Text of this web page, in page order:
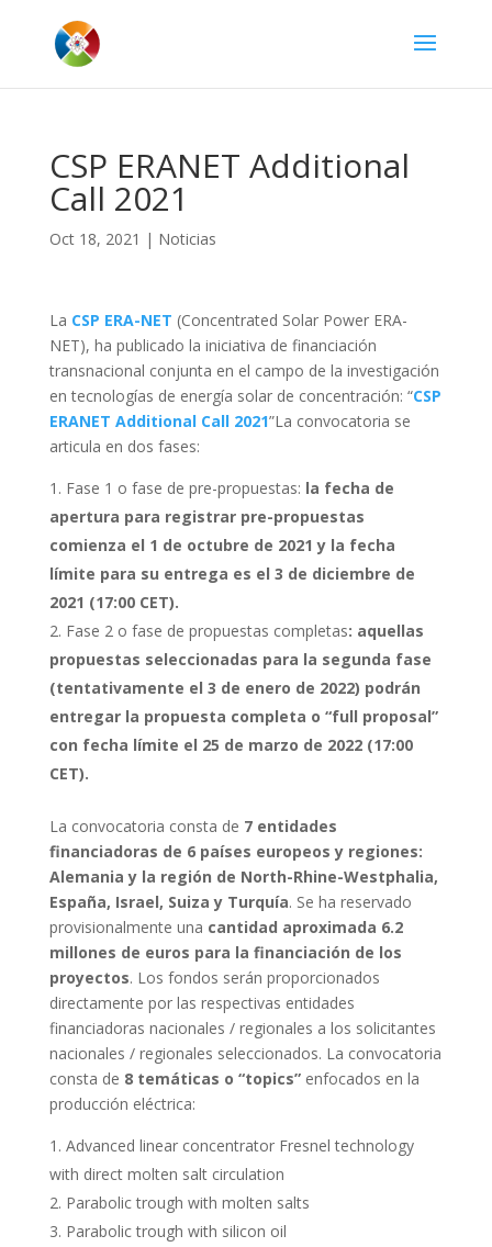
CSP ERANET Additional
Call 2021
Oct 18, 2021 | Noticias
La CSP ERA-NET (Concentrated Solar Power ERA-
NET), ha publicado la iniciativa de financiación
transnacional conjunta en el campo de la investigación
en tecnologías de energía solar de concentración: “CSP
ERANET Additional Call 2021”La convocatoria se
articula en dos fases:
Fase 1 o fase de pre-propuestas: la fecha de
apertura para registrar pre-propuestas
comienza el 1 de octubre de 2021 y la fecha
límite para su entrega es el 3 de diciembre de
2021 (17:00 CET).
Fase 2 o fase de propuestas completas: aquellas
propuestas seleccionadas para la segunda fase
(tentativamente el 3 de enero de 2022) podrán
entregar la propuesta completa o “full proposal”
con fecha límite el 25 de marzo de 2022 (17:00
CET).
La convocatoria consta de 7 entidades
financiadoras de 6 países europeos y regiones:
Alemania y la región de North-Rhine-Westphalia,
España, Israel, Suiza y Turquía. Se ha reservado
provisionalmente una cantidad aproximada 6.2
millones de euros para la financiación de los
proyectos. Los fondos serán proporcionados
directamente por las respectivas entidades
financiadoras nacionales / regionales a los solicitantes
nacionales / regionales seleccionados. La convocatoria
consta de 8 temáticas o “topics”enfocados en la
producción eléctrica:
Advanced linear concentrator Fresnel technology
with direct molten salt circulation
Parabolic trough with molten salts
Parabolic trough with silicon oil